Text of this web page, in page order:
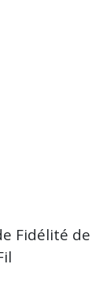
Fidélité de